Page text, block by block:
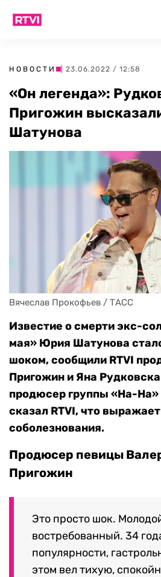
НОВОСТИ | 23.06.2022 / 12:58
«Он легенда»:
Пригожин
Шатунова
Вячеслав Прокофьев / ТАСС
Известие о смерти экс-
мая» Юрия Шатунова
шоком, сообщили RTVI
Пригожин и Яна
продюсер группы «На-На»
сказал RTVI, что
соболезнования.
Продюсер певицы
Пригожин
Это просто шок.
востребованный. 34
популярности,
этом вел тихую,